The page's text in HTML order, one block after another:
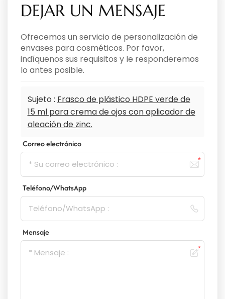
DEJAR UN MENSAJE
Ofrecemos un servicio de personalización de
envases para cosméticos. Por favor,
indíquenos sus requisitos y le responderemos
lo antes posible.
Sujeto : Frasco de plástico HDPE verde de
15 ml para crema de ojos con aplicador de
aleación de zinc.
Correo electrónico
Teléfono/WhatsApp
Mensaje